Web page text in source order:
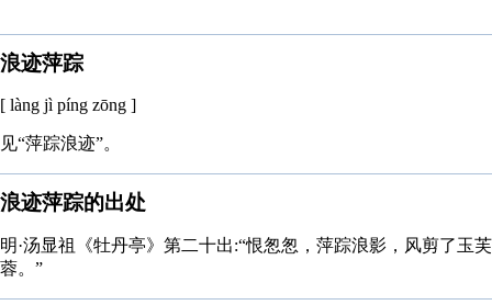
浪迹萍踪
[ làng jì píng zōng ]
见“萍踪浪迹”。
浪迹萍踪的出处
明·汤显祖《牡丹亭》第二十出:“恨怱怱，萍踪浪影，风剪了玉芙
蓉。”